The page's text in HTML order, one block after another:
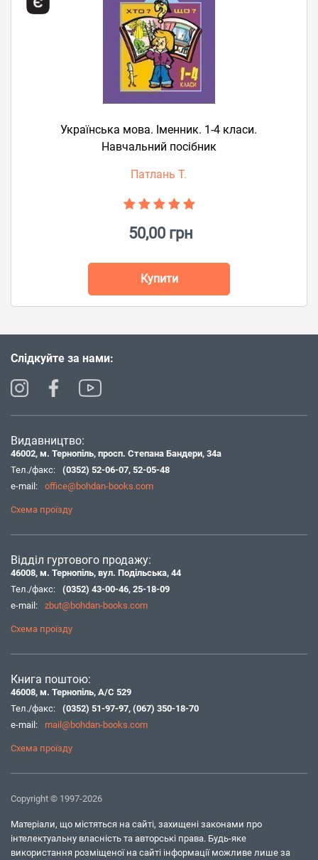
Українська мова. Іменник. 1-4 класи.
Навчальний посібник
Патлань Т.
50,00 грн
Купити
Слідкуйте за нами:
Видавництво:
46002, м. Тернопіль, просп. Степана Бандери, 34а
Тел./факс:
(0352) 52-06-07, 52-05-48
e-mail:
office@bohdan-books.com
Схема проїзду
Відділ гуртового продажу:
46008, м. Тернопіль, вул. Подільська, 44
Тел./факс:
(0352) 43-00-46, 25-18-09
e-mail:
zbut@bohdan-books.com
Схема проїзду
Книга поштою:
46008, м. Тернопіль, А/С 529
Тел./факс:
(0352) 51-97-97, (067) 350-18-70
e-mail:
mail@bohdan-books.com
Схема проїзду
Copyright © 1997-2026
Матеріали, що містяться на сайті, захищені законами про
інтелектуальну власність та авторські права. Будь-яке
використання розміщеної на сайті інформації можливе лише за